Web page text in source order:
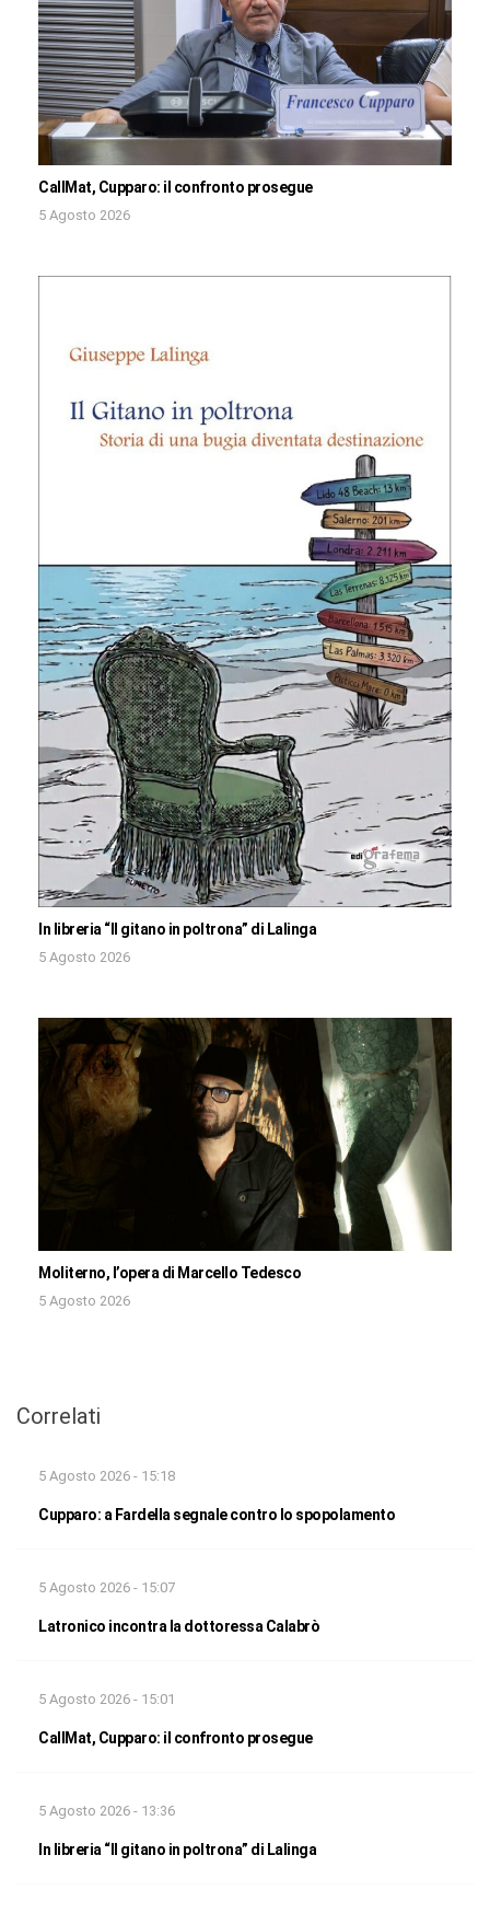
CallMat, Cupparo: il confronto prosegue
5 Agosto 2026
In libreria “Il gitano in poltrona” di Lalinga
5 Agosto 2026
Moliterno, l’opera di Marcello Tedesco
5 Agosto 2026
Correlati
5 Agosto 2026 - 15:18
Cupparo: a Fardella segnale contro lo spopolamento
5 Agosto 2026 - 15:07
Latronico incontra la dottoressa Calabrò
5 Agosto 2026 - 15:01
CallMat, Cupparo: il confronto prosegue
5 Agosto 2026 - 13:36
In libreria “Il gitano in poltrona” di Lalinga